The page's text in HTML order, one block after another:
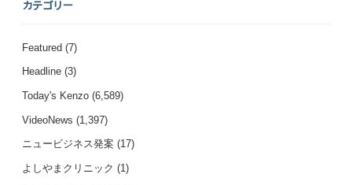
カテゴリー
Featured (7)
Headline (3)
Today's Kenzo (6,589)
VideoNews (1,397)
ニュービジネス発案 (17)
よしやまクリニック (1)